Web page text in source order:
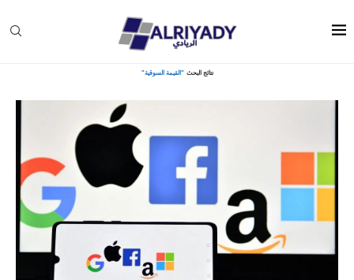
نتائج البحث "القيمة السوقية"